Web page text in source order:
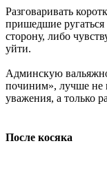
Разговаривать
пришедшие ругаться
сторону, либо
уйти.
Админскую
починим», лучше не
уважения, а только
После косяка